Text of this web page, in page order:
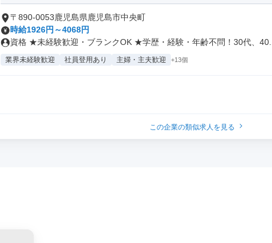
〒890-0053鹿児島県鹿児島市中央町
時給1926円～4068円
資格 ★未経験歓迎・ブランクOK ★学歴・経験・年齢不問！30代、40...
業界未経験歓迎 社員登用あり 主婦・主夫歓迎 +13個
この企業の類似求人を見る